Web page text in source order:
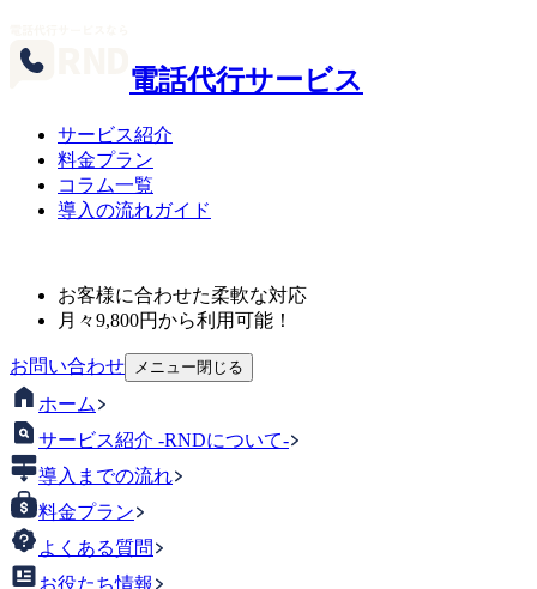
電話代行サービス
サービス紹介
料金プラン
コラム一覧
導入の流れガイド
お客様に合わせた柔軟な対応
月々9,800円から利用可能！
お問い合わせ メニュー閉じる
ホーム
サービス紹介 -RNDについて-
導入までの流れ
料金プラン
よくある質問
お役たち情報